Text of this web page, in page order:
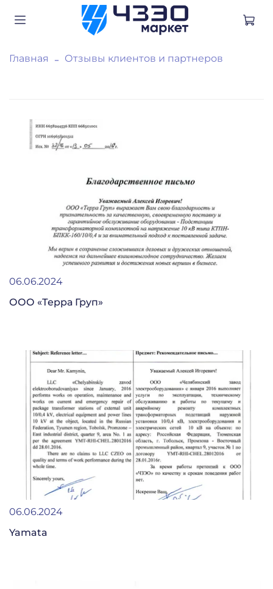
Главная Отзывы клиентов и партнеров
06.06.2024
ООО «Терра Груп»
06.06.2024
Yamata